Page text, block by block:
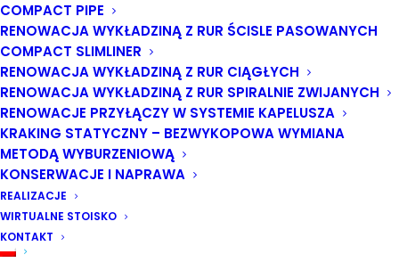
COMPACT PIPE
RENOWACJA WYKŁADZINĄ Z RUR ŚCISLE PASOWANYCH
COMPACT SLIMLINER
RENOWACJA WYKŁADZINĄ Z RUR CIĄGŁYCH
RENOWACJA WYKŁADZINĄ Z RUR SPIRALNIE ZWIJANYCH
RENOWACJE PRZYŁĄCZY W SYSTEMIE KAPELUSZA
KRAKING STATYCZNY – BEZWYKOPOWA WYMIANA
METODĄ WYBURZENIOWĄ
KONSERWACJE I NAPRAWA
REALIZACJE
WIRTUALNE STOISKO
KONTAKT
najciekawszych projektów z Polski i ze świata
nowości sprzętowych i technologicznych
wytycznych dot. odbiorów prac renowacyjnych
najczęściej popełnianych błędów wykonawczych i
projektowych
doboru i projektowania wykładziny
aspektów prawnych i przygotowania
dokumentacji przetargowej w projektach z
wykorzystaniem CIPP
Uczestnicy Konferencji zdobędą cenną wiedzę,